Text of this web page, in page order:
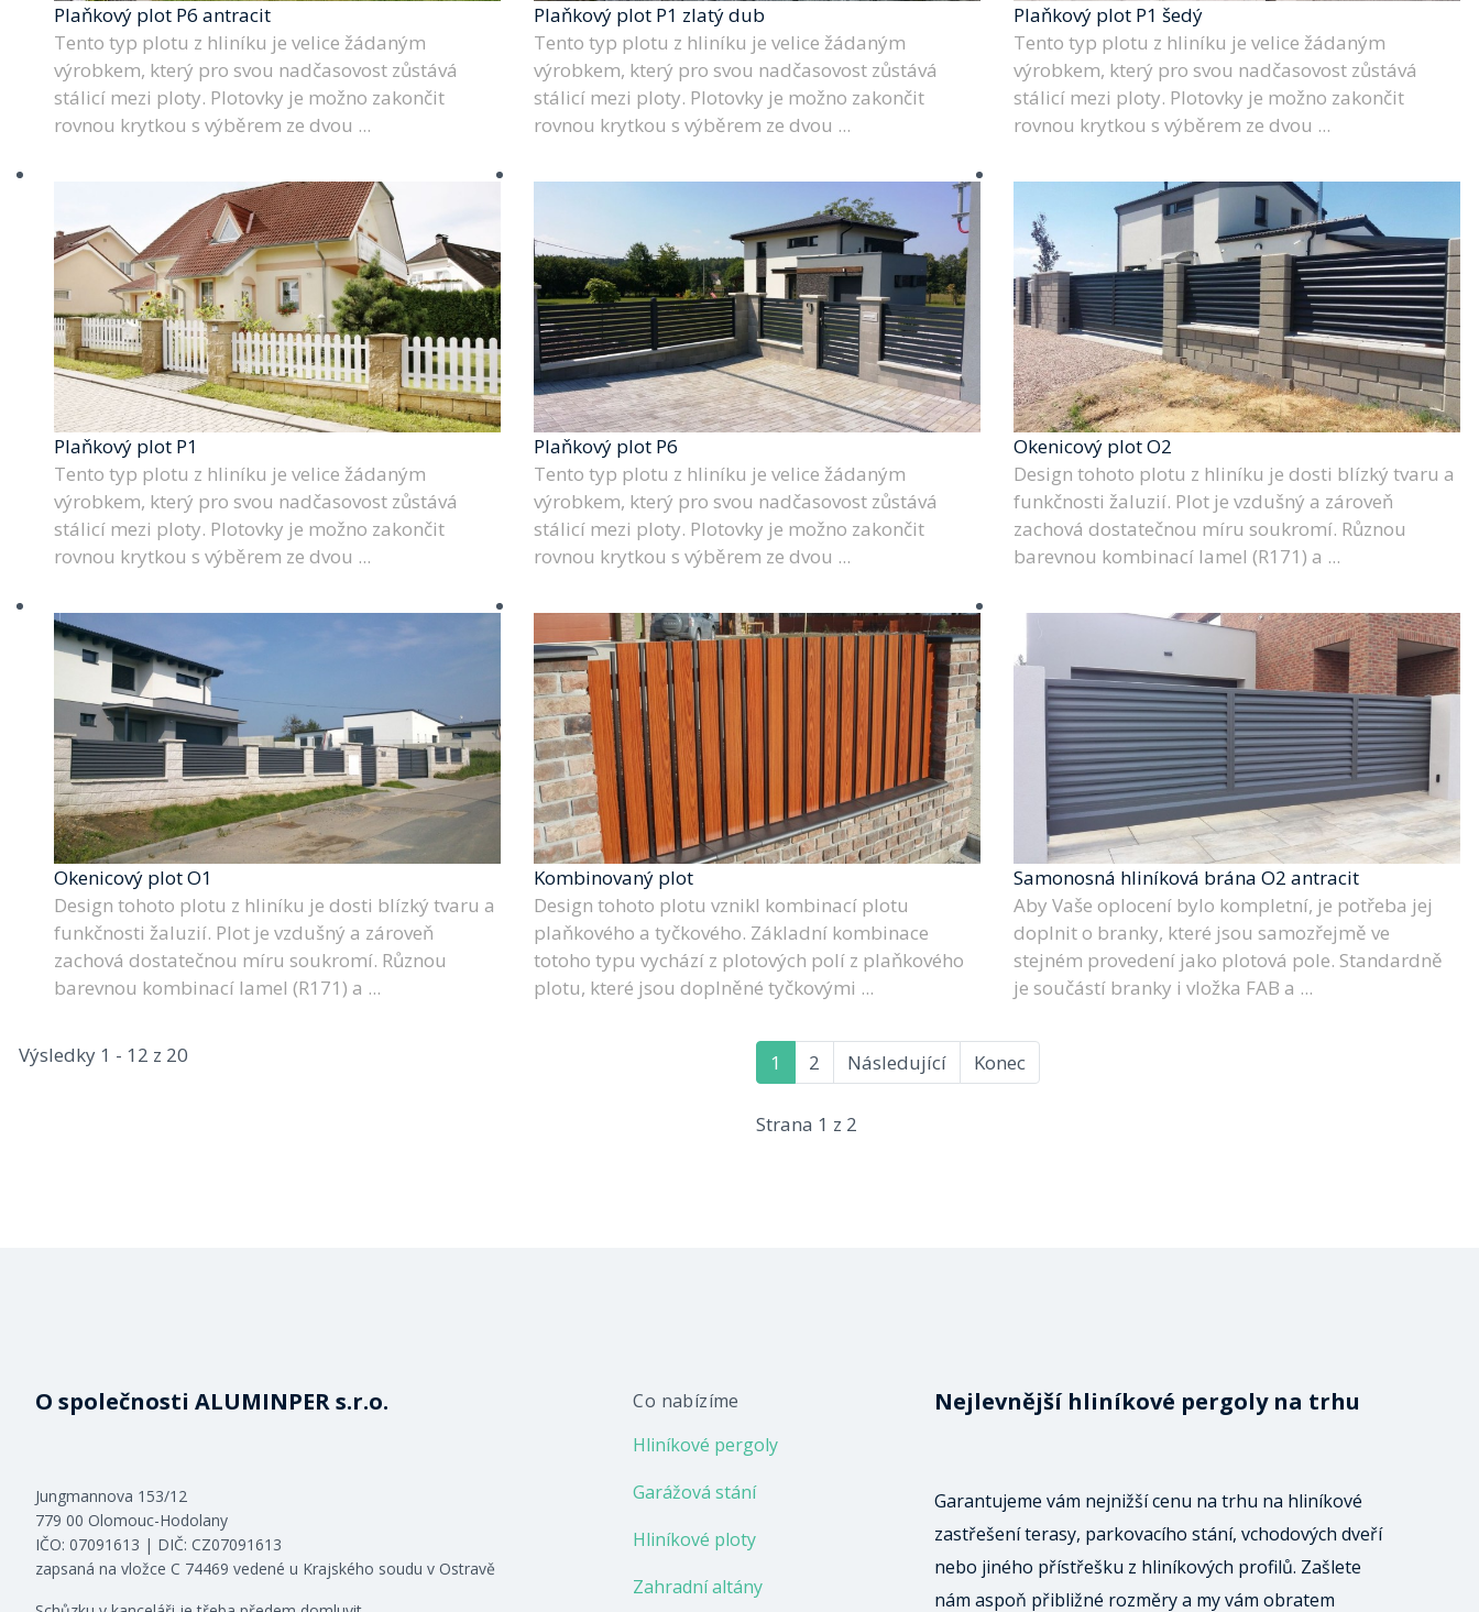
Plaňkový plot P6 antracit
Tento typ plotu z hliníku je velice žádaným
výrobkem, který pro svou nadčasovost zůstává
stálicí mezi ploty. Plotovky je možno zakončit
rovnou krytkou s výběrem ze dvou ...
Plaňkový plot P1 zlatý dub
Tento typ plotu z hliníku je velice žádaným
výrobkem, který pro svou nadčasovost zůstává
stálicí mezi ploty. Plotovky je možno zakončit
rovnou krytkou s výběrem ze dvou ...
Plaňkový plot P1 šedý
Tento typ plotu z hliníku je velice žádaným
výrobkem, který pro svou nadčasovost zůstává
stálicí mezi ploty. Plotovky je možno zakončit
rovnou krytkou s výběrem ze dvou ...
Plaňkový plot P1
Tento typ plotu z hliníku je velice žádaným
výrobkem, který pro svou nadčasovost zůstává
stálicí mezi ploty. Plotovky je možno zakončit
rovnou krytkou s výběrem ze dvou ...
Plaňkový plot P6
Tento typ plotu z hliníku je velice žádaným
výrobkem, který pro svou nadčasovost zůstává
stálicí mezi ploty. Plotovky je možno zakončit
rovnou krytkou s výběrem ze dvou ...
Okenicový plot O2
Design tohoto plotu z hliníku je dosti blízký tvaru a
funkčnosti žaluzií. Plot je vzdušný a zároveň
zachová dostatečnou míru soukromí. Různou
barevnou kombinací lamel (R171) a ...
Okenicový plot O1
Design tohoto plotu z hliníku je dosti blízký tvaru a
funkčnosti žaluzií. Plot je vzdušný a zároveň
zachová dostatečnou míru soukromí. Různou
barevnou kombinací lamel (R171) a ...
Kombinovaný plot
Design tohoto plotu vznikl kombinací plotu
plaňkového a tyčkového. Základní kombinace
totoho typu vychází z plotových polí z plaňkového
plotu, které jsou doplněné tyčkovými ...
Samonosná hliníková brána O2 antracit
Aby Vaše oplocení bylo kompletní, je potřeba jej
doplnit o branky, které jsou samozřejmě ve
stejném provedení jako plotová pole. Standardně
je součástí branky i vložka FAB a ...
Výsledky 1 - 12 z 20 1 2 Následující Konec
Strana 1 z 2
O společnosti ALUMINPER s.r.o.
Jungmannova 153/12
779 00 Olomouc-Hodolany
IČO: 07091613 | DIČ: CZ07091613
zapsaná na vložce C 74469 vedené u Krajského soudu v Ostravě
Co nabízíme
Hliníkové pergoly
Garážová stání
Hliníkové ploty
Zahradní altány
Nejlevnější hliníkové pergoly na trhu
Garantujeme vám nejnižší cenu na trhu na hliníkové
zastřešení terasy, parkovacího stání, vchodových dveří
nebo jiného přístřešku z hliníkových profilů. Zašlete
nám aspoň přibližné rozměry a my vám obratem